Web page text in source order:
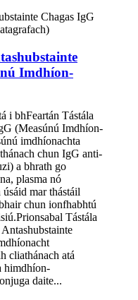
Imdhíon-
i bhFeartán Tástála
(Measúnú Imdhíon-
imdhíonachta
chun IgG anti-
a bhrath go
plasma nó
mar thástáil
chun ionfhabhtú
Tástála
cliathánach atá
himdhíon-
daite...